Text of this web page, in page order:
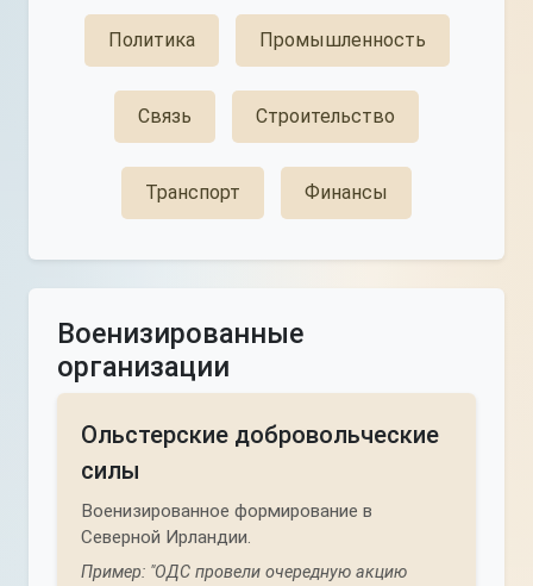
Политика Промышленность
Связь Строительство
Транспорт Финансы
Военизированные
организации
Ольстерские добровольческие
силы
Военизированное формирование в
Северной Ирландии.
Пример: "ОДС провели очередную акцию